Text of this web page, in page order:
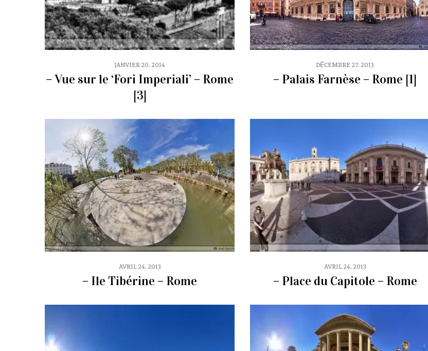
JANVIER 20, 2014
– Vue sur le ‘Fori Imperiali’ – Rome
[3]
DÉCEMBRE 27, 2013
– Palais Farnèse – Rome [1]
AVRIL 24, 2013
– Ile Tibérine – Rome
AVRIL 24, 2013
– Place du Capitole – Rome